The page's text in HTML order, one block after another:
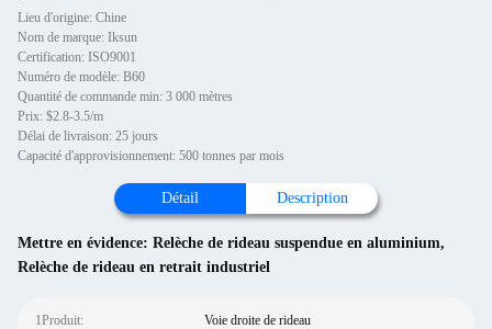
Lieu d'origine: Chine
Nom de marque: Iksun
Certification: ISO9001
Numéro de modèle: B60
Quantité de commande min: 3 000 mètres
Prix: $2.8-3.5/m
Délai de livraison: 25 jours
Capacité d'approvisionnement: 500 tonnes par mois
Détail Description
Mettre en évidence: Relèche de rideau suspendue en aluminium,
Relèche de rideau en retrait industriel
1Produit: Voie droite de rideau